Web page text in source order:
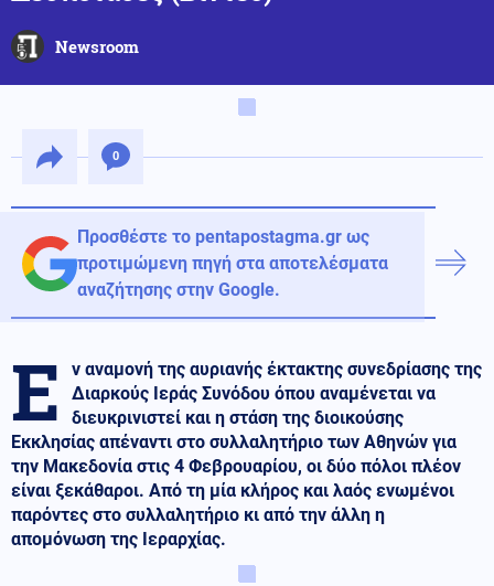
Newsroom
0
Προσθέστε το pentapostagma.gr ως
προτιμώμενη πηγή στα αποτελέσματα
αναζήτησης στην Google.
Ε
ν αναμονή της αυριανής έκτακτης συνεδρίασης της
Διαρκούς Ιεράς Συνόδου όπου αναμένεται να
διευκρινιστεί και η στάση της διοικούσης
Εκκλησίας απέναντι στο συλλαλητήριο των Αθηνών για
την Μακεδονία στις 4 Φεβρουαρίου, οι δύο πόλοι πλέον
είναι ξεκάθαροι. Από τη μία κλήρος και λαός ενωμένοι
παρόντες στο συλλαλητήριο κι από την άλλη η
απομόνωση της Ιεραρχίας.